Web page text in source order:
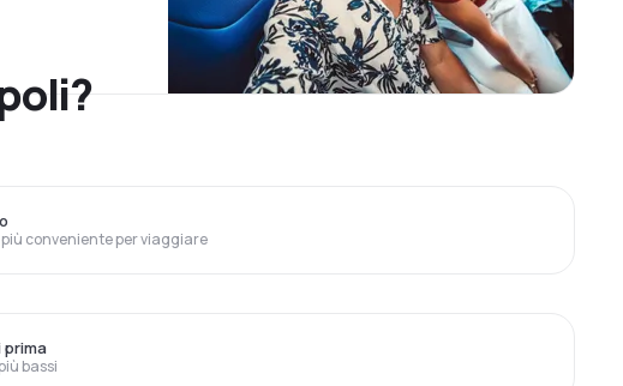
più conveniente per viaggiare
bassi
prima